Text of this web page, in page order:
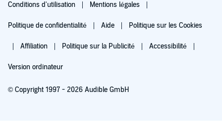
Conditions d'utilisation Mentions légales
Politique de confidentialité Aide Politique sur les Cookies
Affiliation Politique sur la Publicité Accessibilité
Version ordinateur
© Copyright 1997 - 2026 Audible GmbH